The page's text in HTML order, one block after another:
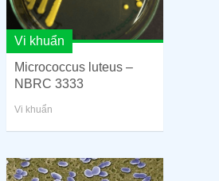
Vi khuẩn
Micrococcus luteus –
NBRC 3333
Vi khuẩn